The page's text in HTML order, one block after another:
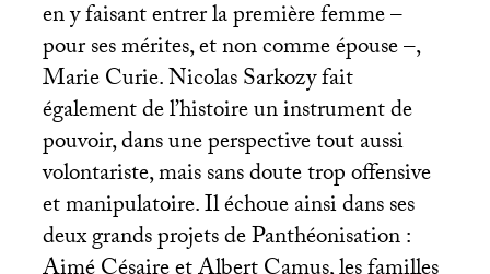
en y faisant entrer la première femme –
pour ses mérites, et non comme épouse –,
Marie Curie. Nicolas Sarkozy fait
également de l’histoire un instrument de
pouvoir, dans une perspective tout aussi
volontariste, mais sans doute trop offensive
et manipulatoire. Il échoue ainsi dans ses
deux grands projets de Panthéonisation :